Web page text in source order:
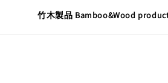
竹木製品 Bamboo&Wood